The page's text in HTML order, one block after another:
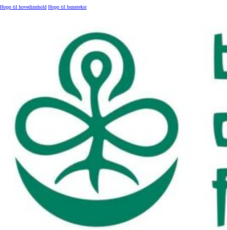
Hopp til hovedinnhold Hopp til bunntekst